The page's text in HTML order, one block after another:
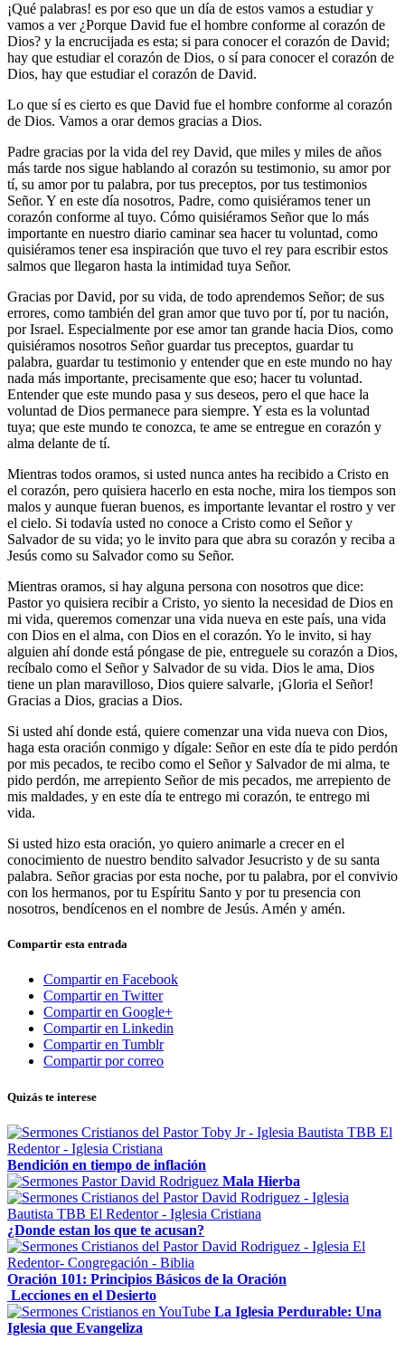
¡Qué palabras! es por eso que un día de estos vamos a estudiar y
vamos a ver ¿Porque David fue el hombre conforme al corazón de
Dios? y la encrucijada es esta; si para conocer el corazón de David;
hay que estudiar el corazón de Dios, o sí para conocer el corazón de
Dios, hay que estudiar el corazón de David.
Lo que sí es cierto es que David fue el hombre conforme al corazón
de Dios. Vamos a orar demos gracias a Dios.
Padre gracias por la vida del rey David, que miles y miles de años
más tarde nos sigue hablando al corazón su testimonio, su amor por
tí, su amor por tu palabra, por tus preceptos, por tus testimonios
Señor. Y en este día nosotros, Padre, como quisiéramos tener un
corazón conforme al tuyo. Cómo quisiéramos Señor que lo más
importante en nuestro diario caminar sea hacer tu voluntad, como
quisiéramos tener esa inspiración que tuvo el rey para escribir estos
salmos que llegaron hasta la intimidad tuya Señor.
Gracias por David, por su vida, de todo aprendemos Señor; de sus
errores, como también del gran amor que tuvo por tí, por tu nación,
por Israel. Especialmente por ese amor tan grande hacia Dios, como
quisiéramos nosotros Señor guardar tus preceptos, guardar tu
palabra, guardar tu testimonio y entender que en este mundo no hay
nada más importante, precisamente que eso; hacer tu voluntad.
Entender que este mundo pasa y sus deseos, pero el que hace la
voluntad de Dios permanece para siempre. Y esta es la voluntad
tuya; que este mundo te conozca, te ame se entregue en corazón y
alma delante de tí.
Mientras todos oramos, si usted nunca antes ha recibido a Cristo en
el corazón, pero quisiera hacerlo en esta noche, mira los tiempos son
malos y aunque fueran buenos, es importante levantar el rostro y ver
el cielo. Si todavía usted no conoce a Cristo como el Señor y
Salvador de su vida; yo le invito para que abra su corazón y reciba a
Jesús como su Salvador como su Señor.
Mientras oramos, si hay alguna persona con nosotros que dice:
Pastor yo quisiera recibir a Cristo, yo siento la necesidad de Dios en
mi vida, queremos comenzar una vida nueva en este país, una vida
con Dios en el alma, con Dios en el corazón. Yo le invito, si hay
alguien ahí donde está póngase de pie, entreguele su corazón a Dios,
recíbalo como el Señor y Salvador de su vida. Dios le ama, Dios
tiene un plan maravilloso, Dios quiere salvarle, ¡Gloria el Señor!
Gracias a Dios, gracias a Dios.
Si usted ahí donde está, quiere comenzar una vida nueva con Dios,
haga esta oración conmigo y dígale: Señor en este día te pido perdón
por mis pecados, te recibo como el Señor y Salvador de mi alma, te
pido perdón, me arrepiento Señor de mis pecados, me arrepiento de
mis maldades, y en este día te entrego mi corazón, te entrego mi
vida.
Si usted hizo esta oración, yo quiero animarle a crecer en el
conocimiento de nuestro bendito salvador Jesucristo y de su santa
palabra. Señor gracias por esta noche, por tu palabra, por el convivio
con los hermanos, por tu Espíritu Santo y por tu presencia con
nosotros, bendícenos en el nombre de Jesús. Amén y amén.
Compartir esta entrada
Compartir en Facebook
Compartir en Twitter
Compartir en Google+
Compartir en Linkedin
Compartir en Tumblr
Compartir por correo
Quizás te interese
Bendición en tiempo de inflación
Mala Hierba
¿Donde estan los que te acusan?
Oración 101: Principios Básicos de la Oración
Lecciones en el Desierto
La Iglesia Perdurable: Una
Iglesia que Evangeliza